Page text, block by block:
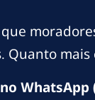
Quanto mais